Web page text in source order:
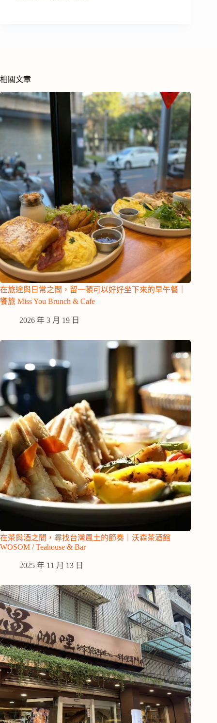
相關文章
在旅途與日常之間，留一頓可以好好坐下來的早午餐｜
饗旅 Miss You Brunch & Cafe
2026 年 3 月 19 日
在茶與酒之間，尋找台灣風土的節奏｜沃森茶酒館
WOSOM / Teahouse & Bar
2025 年 11 月 13 日